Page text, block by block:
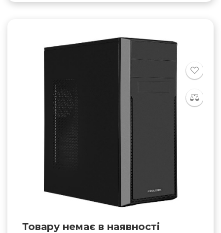
Товару немає в наявностi